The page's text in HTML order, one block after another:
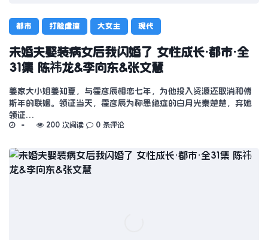
都市 打脸虐渣 大女主 现代
未婚夫娶装病女后我闪婚了 女性成长·都市·全
31集 陈祎龙&李向东&张文慧
姜家大小姐姜知夏，与霍彦辰相恋七年，为他投入资源还取消和傅
斯年的联姻。领证当天，霍彦辰为称患绝症的白月光秦楚楚，弃她
领证…
200 次阅读 0 条评论